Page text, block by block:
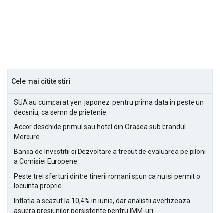
Cele mai citite stiri
SUA au cumparat yeni japonezi pentru prima data in peste un
deceniu, ca semn de prietenie
Accor deschide primul sau hotel din Oradea sub brandul
Mercure
Banca de Investitii si Dezvoltare a trecut de evaluarea pe piloni
a Comisiei Europene
Peste trei sferturi dintre tinerii romani spun ca nu isi permit o
locuinta proprie
Inflatia a scazut la 10,4% in iunie, dar analistii avertizeaza
asupra presiunilor persistente pentru IMM-uri